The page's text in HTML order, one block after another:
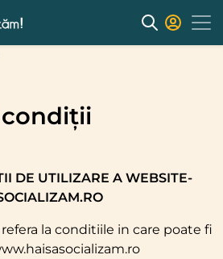
DE UTILIZARE A WEBSITE-
la conditiile in care poate fi